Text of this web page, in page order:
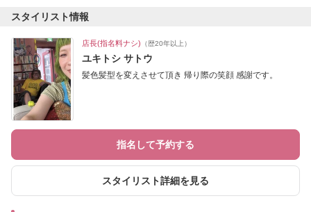
スタイリスト情報
店長(指名料ナシ) （歴20年以上）
ユキトシ サトウ
髪色髪型を変えさせて頂き 帰り際の笑顔 感謝です。
指名して予約する
スタイリスト詳細を見る